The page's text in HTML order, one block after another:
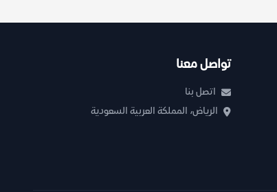
تواصل معنا
اتصل بنا
الرياض، المملكة العربية السعودية